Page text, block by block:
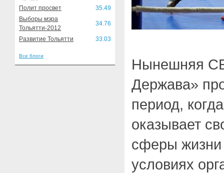
Полит просвет
35.49
Выборы мэра
Тольятти-2012
34.76
Развитие Тольятти 33.03
Все блоги
Нынешняя
Держава»
период,
оказывает
сферы
условиях